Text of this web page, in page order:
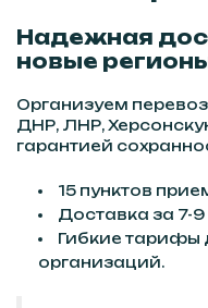
Надежная
новые
Организуем
ДНР, ЛНР,
гарантией
15 пунктов
Доставка за 7-
Гибкие тарифы
организаций.